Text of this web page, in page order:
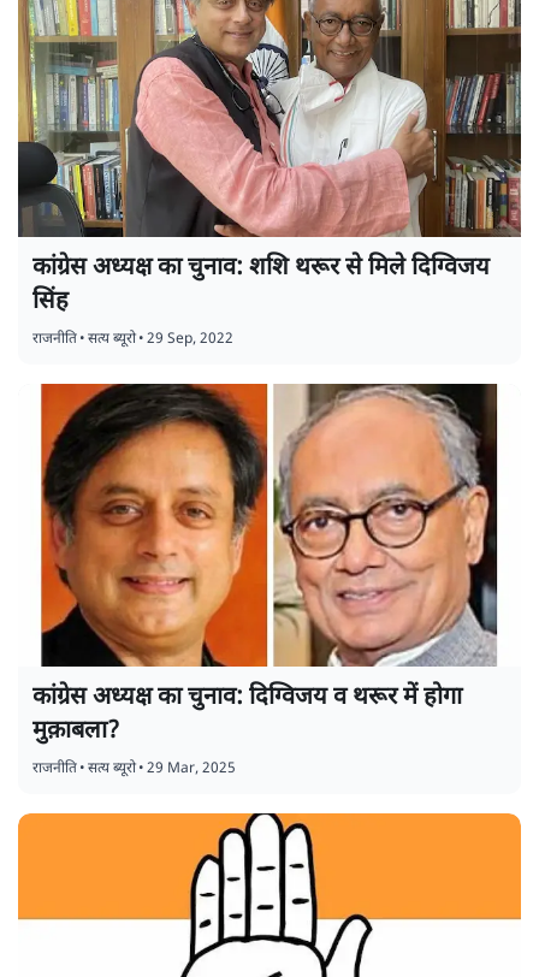
कांग्रेस अध्यक्ष का चुनाव: शशि थरूर से मिले दिग्विजय
सिंह
राजनीति•सत्य ब्यूरो•29 Sep, 2022
कांग्रेस अध्यक्ष का चुनाव: दिग्विजय व थरूर में होगा
मुक़ाबला?
राजनीति•सत्य ब्यूरो•29 Mar, 2025